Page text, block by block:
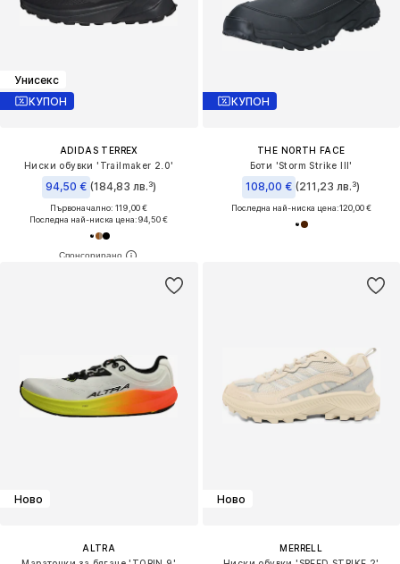
Унисекс
КУПОН
ADIDAS TERREX
Ниски обувки 'Trailmaker 2.0'
94,50 € (184,83 лв.³)
Първоначално: 119,00 €
Последна най-ниска цена:94,50 €
КУПОН
THE NORTH FACE
Боти 'Storm Strike III'
108,00 € (211,23 лв.³)
Последна най-ниска цена:120,00 €
Ново
ALTRA
Ново
MERRELL